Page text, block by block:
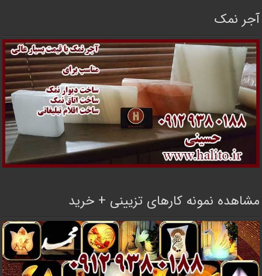
آجر نمک
مشاهده نمونه کارهای تزیینی + خرید